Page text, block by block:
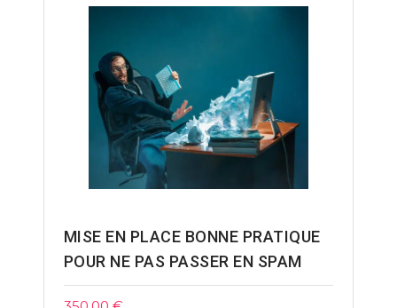
MISE EN PLACE BONNE PRATIQUE
POUR NE PAS PASSER EN SPAM